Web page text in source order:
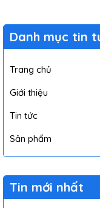
Danh mục tin
Trang chủ
Giới thiệu
Tin tức
Sản phẩm
Tin mới nhất